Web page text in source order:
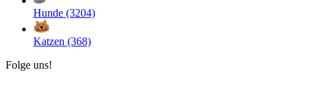
Hunde (3204)
Katzen (368)
Folge uns!